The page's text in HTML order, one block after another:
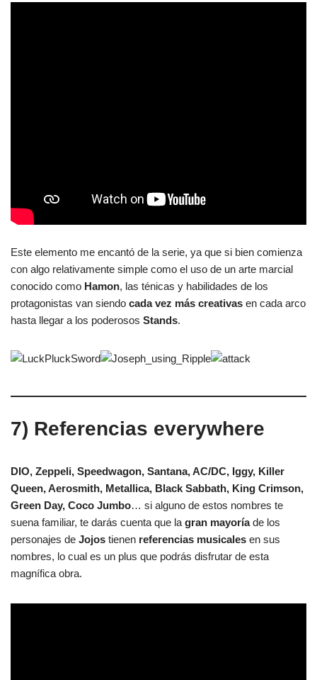
6) Evolución de técnicas
Este elemento me encantó de la serie, ya que si bien comienza
con algo relativamente simple como el uso de un arte marcial
conocido como Hamon, las ténicas y habilidades de los
protagonistas van siendo cada vez más creativas en cada arco
hasta llegar a los poderosos Stands.
7) Referencias everywhere
DIO, Zeppeli, Speedwagon, Santana, AC/DC, Iggy, Killer
Queen, Aerosmith, Metallica, Black Sabbath, King Crimson,
Green Day, Coco Jumbo… si alguno de estos nombres te
suena familiar, te darás cuenta que la gran mayoríade los
personajes de Jojos tienen referencias musicales en sus
nombres, lo cual es un plus que podrás disfrutar de esta
magnífica obra.